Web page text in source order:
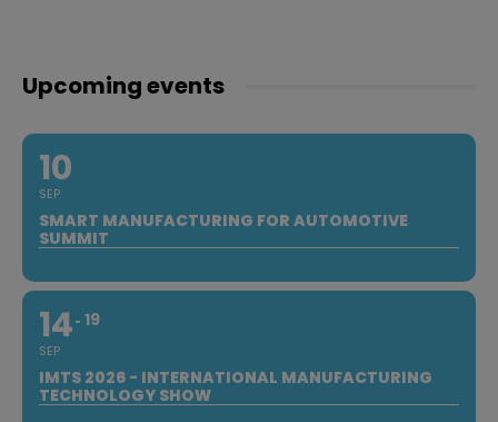
Upcoming events
10
SEP
SMART MANUFACTURING FOR AUTOMOTIVE
SUMMIT
14
SEP
19
IMTS 2026 - INTERNATIONAL MANUFACTURING
TECHNOLOGY SHOW